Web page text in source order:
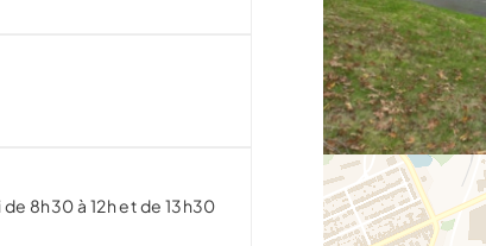
8h30 à 12h et de 13h30